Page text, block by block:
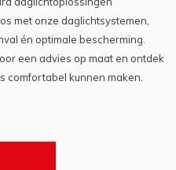
met onze daglichtsystemen,
én optimale bescherming.
een advies op maat en ontdek
comfortabel kunnen maken.